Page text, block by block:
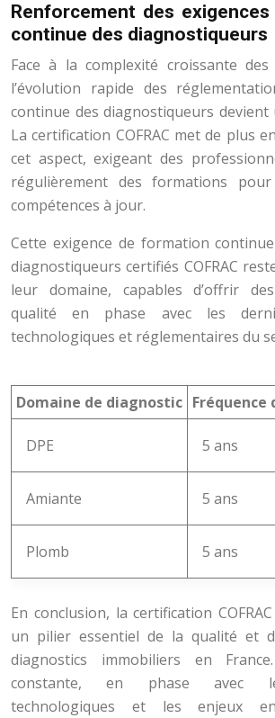
Renforcement des
continue des diagnostiqueurs
Face à la complexité croissante
l’évolution rapide des
continue des diagnostiqueurs devient
La certification COFRAC met de plus
cet aspect, exigeant des
régulièrement des formations
compétences à jour.
Cette exigence de formation
diagnostiqueurs certifiés COFRAC
leur domaine, capables d’offrir
qualité en phase avec les
technologiques et réglementaires du
Domaine de diagnostic
DPE 5 ans
Amiante 5 ans
Plomb 5 ans
En conclusion, la certification
un pilier essentiel de la qualité et
diagnostics immobiliers en
constante, en phase avec
technologiques et les enjeux